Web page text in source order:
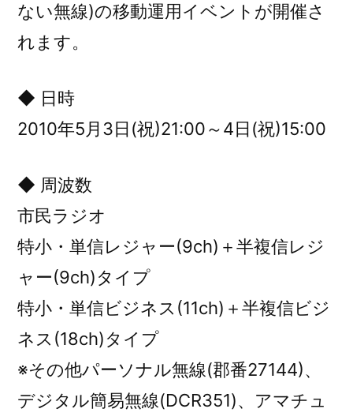
ない無線)の移動運用イベントが開催さ
れます。
◆ 日時
2010年5月3日(祝)21:00～4日(祝)15:00
◆ 周波数
市民ラジオ
特小・単信レジャー(9ch)＋半複信レジ
ャー(9ch)タイプ
特小・単信ビジネス(11ch)＋半複信ビジ
ネス(18ch)タイプ
※その他パーソナル無線(郡番27144)、
デジタル簡易無線(DCR351)、アマチュ